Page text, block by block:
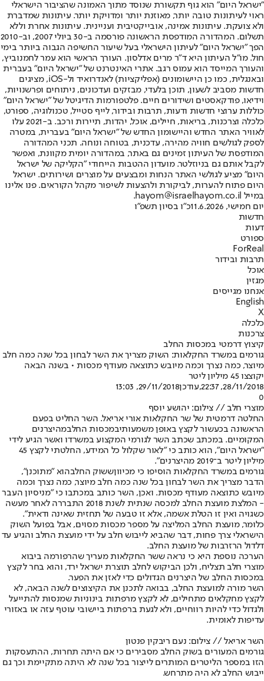
"ישראל היום" הוא גוף תקשורת שנוסד מתוך האמונה שהציבור הישראלי
ראוי לעיתונות טובה יותר, מאוזנת יותר ומדויקת יותר. עיתונות שמדברת
ולא צועקת. עיתונות אמינה, אובייקטיבית ועניינית. עיתונות אחרת וללא
תשלום. המהדורה המודפסת הראשונה פורסמה ב-30 ביולי 2007, וב-2010
הפך "ישראל היום" לעיתון הישראלי בעל שיעור החשיפה הגבוה ביותר בימי
חול. מו"ל העיתון היא ד"ר מרים אדלסון. העורך הראשי הוא עמר לחמנוביץ,
והעורך המייסד הוא עמוס רגב. אתרי האינטרנט של "ישראל היום" בעברית
ובאנגלית, כמו כן היישומונים (אפליקציות) לאנדרואיד ול-iOS, מציגים
חדשות מסביב לשעון, תוכן בלעדי, מבזקים ועדכונים, ניתוחים ופרשנויות,
וידיאו, פודקאסטים ושידורים חיים. פלטפורמות הדיגיטל של "ישראל היום"
כוללות ערוצי חדשות ודעות, תרבות ובידור, לייף סטייל, טכנולוגיה, ספורט,
כלכלה וצרכנות, בריאות, חיילים, אוכל, יהדות, תיירות ורכב. ב-2021 עלו
לאוויר האתר החדש והיישומון החדש של "ישראל היום" בעברית, במטרה
לספק לגולשים חוויה מהירה, עדכנית, בטוחה ונוחה. תכני המהדורה
המודפסת של העיתון זמינים גם באתר, במהדורה יומית מקוונת, ואפשר
לקבל אותם גם בניוזלטר. מועדון ההטבות הייחודי "הקליקה של ישראל
היום" מציע לגולשי האתר הנחות ומבצעים על מוצרים ושירותים. ישראל
היום פתוח להערות, לביקורת ולהצעות לשיפור מקהל הקוראים. פנו אלינו
במייל hayom@israelhayom.co.il.
יום חמישי, 11.6.2026
כ"ו בסיון תשפ"ו
חדשות
דעות
ספורט
ForReal
תרבות ובידור
אוכל
מגזין
אנחנו מגייסים
English
X
כלכלה
צרכנות
קיצוץ דרמטי במכסות החלב
גורמים במשרד החקלאות: השוק מצריך את השר לבחון בכל שנה כמה חלב
מיוצר, כמה נצרך וכמה מיובש כתוצאה מעודף מכסות • בשנה הבאה
יקוצצו 45 מיליון ליטר
28/11/2018, 22:37
,עודכן29/11/2018, 13:03
0
מוצרי חלב // צילום: יהושע יוסף
החלטה דרמטית של שר החקלאות אורי אריאל. השר החליט בפעם
הראשונה בכעשור לקצץ באופן משמעותיבמכסות החלבמהיצרנים
המקומיים. במכתב שכתב השר לגורמי המקצוע במשרדו ואשר הגיע לידי
"ישראל היום", הוא כותב כי "לאור שקלול כל המידע, החלטתי לקצץ 45
מיליון ליטר ב־2019 מהיצרנים".
גורמים במשרד החקלאות הוסיפו כי מכיווןששוק החלבהוא "מתוכנן",
הדבר מצריך את השר לבחון בכל שנה כמה חלב מיוצר, כמה נצרך וכמה
מיובש כתוצאה מעודף מכסות. ואכן, השר כותב במכתבו כי "מניסיון העבר
- המלצת מועצת החלב למכסה שנתית לשנת 2018 התבררה לאחר מעשה
כשגויה ואין זו הטלת אשמה, אלא זו טבעה של תחזית שאינה ודאית".
כלומר, מועצת החלב המליצה על מספר מכסות מסוים, אבל בפועל השוק
הישראלי צרך פחות, דבר שהביא לייבוש חלב על ידי מועצת החלב והגיע עד
דלדול הרזרבות של מועצת החלב.
הערכה נוספת היא כי נראה ששר החקלאות מעריך שהרפורמה ביבוא
מוצרי חלב תצליח, ולכן הביקוש לחלב תוצרת ישראל ירד, והוא בחר לקצץ
במכסות החלב של היצרנים הגדולים כדי לאזן את הפער.
השר מורה למועצת החלב, בבואה לתכנן את הקיצוצים לשנה הבאה, לא
לקצץ מחקלאים מתחילים, לא לקצץ מרפתות בינוניות שמנסות להתייעל
ולגדול כדי להיות רווחיים, ולא לגעת ברפתות ביישובי עוטף עזה או באזורי
עדיפות לאומית.
השר אריאל // צילום: נעם ריבקין פנטון
גורמים המעורים בשוק החלב מסבירים כי אם היתה תחרות, ההתעסקות
הזו במספר הליטרים המותרים לייצור בכל שנה לא היתה מתקיימת וכך גם
ייבוש החלב לא היה מתרחש.